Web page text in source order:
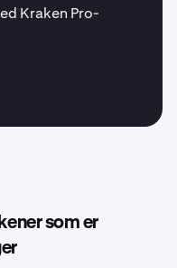
Kraken Pro-
som er